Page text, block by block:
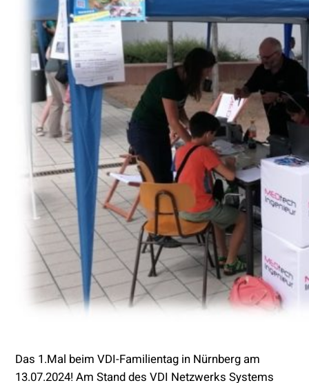
Das 1.Mal beim VDI-Familientag in Nürnberg am
13.07.2024! Am Stand des VDI Netzwerks Systems